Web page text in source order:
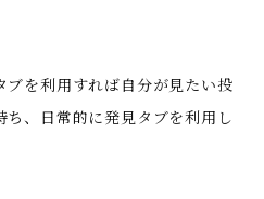
ブを利用すれば自分が見たい投
、日常的に発見タブを利用し